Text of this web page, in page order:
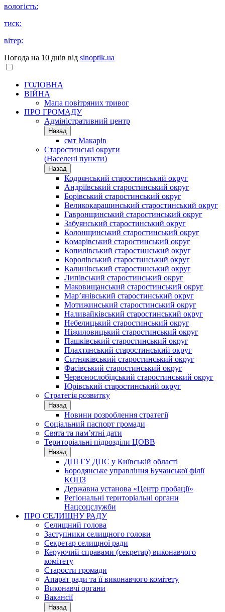
вологість:
тиск:
вітер:
Погода на 10 днів від sinoptik.ua
ГОЛОВНА
ВІЙНА
Мапа повітряних тривог
ПРО ГРОМАДУ
Aдміністративний центр
Назад
смт Макарів
Старостинські округи
(Населені пункти)
Назад
Кодрянський старостинський округ
Андріївський старостинський округ
Борівський старостинський округ
Великокарашинський старостинський округ
Гавронщинський старостинський округ
Забуянський старостинський округ
Колонщинський старостинський округ
Комарівський старостинський округ
Копилівський старостинський округ
Королівський старостинський округ
Калинівський старостинський округ
Липівський старостинський округ
Маковищанський старостинський округ
Мар’янівський старостинський округ
Мотижинський старостинський округ
Наливайківський старостинський округ
Небелицький старостинський округ
Ніжиловицький старостинський округ
Пашківський старостинський округ
Плахтянський старостинський округ
Ситняківський старостинський округ
Фасівський старостинський округ
Червонослобідський старостинський округ
Юрівський старостинський округ
Стратегія розвитку
Назад
Новини розроблення стратегії
Соціальний паспорт громади
Свята та пам’ятні дати
Територіальні підрозділи ЦОВВ
Назад
ДПІ ГУ ДПС у Київській області
Бородянське управління Бучанської філії
КОЦЗ
Державна установа «Центр пробації»
Регіональні територіальні органи
Нацсоцслужби
ПРО СЕЛИЩНУ РАДУ
Селищний голова
Заступники селищного голови
Секретар селищної ради
Керуючий справами (секретар) виконавчого
комітету
Старости громади
Апарат ради та її виконавчого комітету
Виконавчі органи
Вакансії
Назад